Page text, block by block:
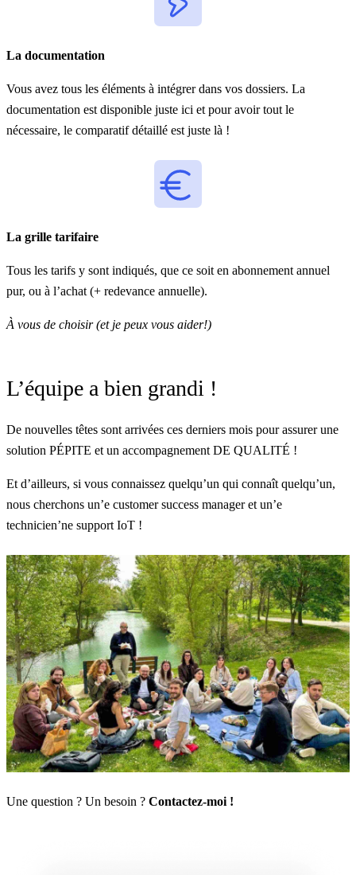
La documentation
Vous avez tous les éléments à intégrer dans vos dossiers. La
documentation estdisponible juste ici et pour avoir tout le
nécessaire, le comparatif détaillé est juste là !
La grille tarifaire
Tous les tarifs y sont indiqués, que ce soit en abonnement annuel
pur, ou à l’achat (+ redevance annuelle).
À vous de choisir (et je peux vous aider!)
L’équipe a bien grandi !
De nouvelles têtes sont arrivées ces derniers mois pour assurer une
solution PÉPITE et un accompagnement DE QUALITÉ !
Et d’ailleurs, si vous connaissez quelqu’un qui connaît quelqu’un,
nous cherchons un’e customer success manageretun’e
technicien’ne support IoT !
Une question ? Un besoin ? Contactez-moi !